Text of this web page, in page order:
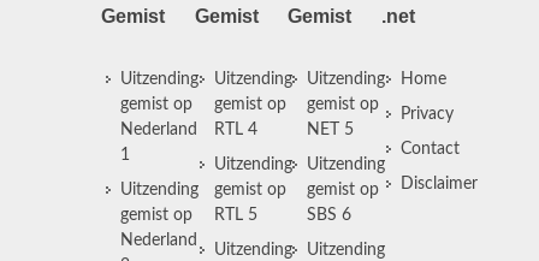
Gemist
Uitzending
gemist op
Nederland
1
Uitzending
gemist op
Nederland
Gemist
Uitzending
gemist op
RTL 4
Uitzending
gemist op
RTL 5
Uitzending
Gemist
Uitzending
gemist op
NET 5
Uitzending
gemist op
SBS 6
Uitzending
.net
Home
Privacy
Contact
Disclaimer